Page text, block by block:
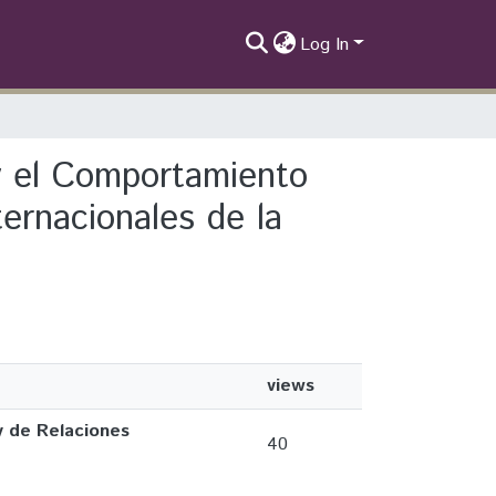
Log In
Comportamiento
de la
views
de Relaciones
40